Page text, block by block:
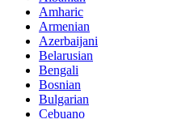
Amharic
Armenian
Azerbaijani
Belarusian
Bengali
Bosnian
Bulgarian
Cebuano